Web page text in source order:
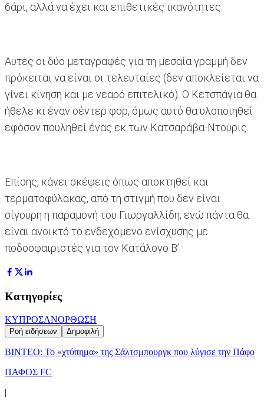
6άρι, αλλά να έχει και επιθετικές ικανότητες.
Αυτές οι δύο μεταγραφές για τη μεσαία γραμμή δεν
πρόκειται να είναι οι τελευταίες (δεν αποκλείεται να
γίνει κίνηση και με νεαρό επιτελικό). Ο Κετσπάγια θα
ήθελε κι έναν σέντερ φορ, όμως αυτό θα υλοποιηθεί
εφόσον πουληθεί ένας εκ των Κατσαράβα-Ντούρις.
Επίσης, κάνει σκέψεις όπως αποκτηθεί και
τερματοφύλακας, από τη στιγμή που δεν είναι
σίγουρη η παραμονή του Γιωργαλλίδη, ενώ πάντα θα
είναι ανοικτό το ενδεχόμενο ενίσχυσης με
ποδοσφαιριστές για τον Κατάλογο Β’.
Κατηγορίες
ΚΥΠΡΟΣΑΝΟΡΘΩΣΗ
Ροή ειδήσεων Δημοφιλή
ΒΙΝΤΕΟ: Το «χτύπημα» της Σάλτσμπουργκ που λύγισε την Πάφο
ΠΑΦΟΣ FC
|